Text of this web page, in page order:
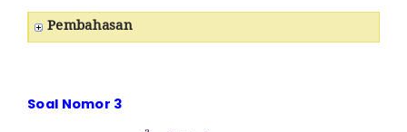
Pembahasan
Soal Nomor 3